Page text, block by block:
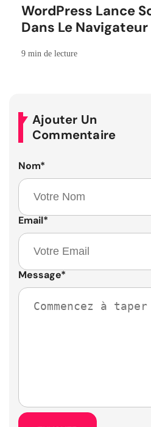
WordPress Lance
Dans Le Navigateur
9 min de lecture
Ajouter Un
Commentaire
Nom*
Email*
Message*